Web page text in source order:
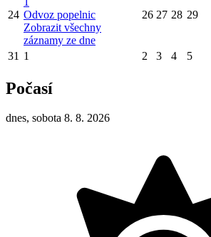
24 Odvoz popelnic
Zobrazit všechny
záznamy ze dne
26 27 28 29
31 1 2 3 4 5
Počasí
dnes, sobota 8. 8. 2026